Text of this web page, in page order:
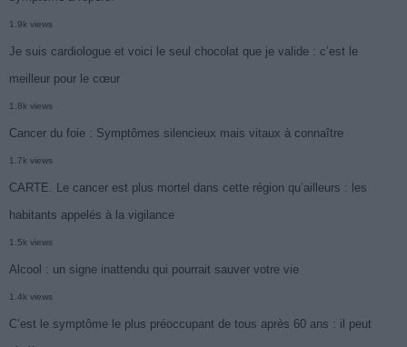
1.9k views
Je suis cardiologue et voici le seul chocolat que je valide : c’est le
meilleur pour le cœur
1.8k views
Cancer du foie : Symptômes silencieux mais vitaux à connaître
1.7k views
CARTE. Le cancer est plus mortel dans cette région qu’ailleurs : les
habitants appelés à la vigilance
1.5k views
Alcool : un signe inattendu qui pourrait sauver votre vie
1.4k views
C’est le symptôme le plus préoccupant de tous après 60 ans : il peut